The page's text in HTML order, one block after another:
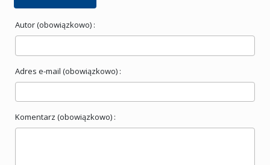
Autor (obowiązkowo) :
Adres e-mail (obowiązkowo) :
Komentarz (obowiązkowo) :